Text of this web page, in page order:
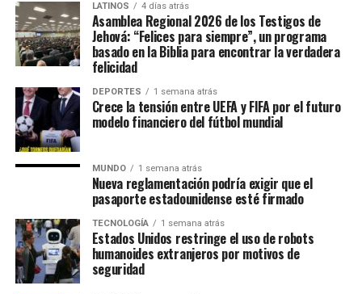
LATINOS 4 días atrás
Asamblea Regional 2026 de los Testigos de
Jehová: “Felices para siempre”, un programa
basado en la Biblia para encontrar la verdadera
felicidad
DEPORTES 1 semana atrás
Crece la tensión entre UEFA y FIFA por el futuro
modelo financiero del fútbol mundial
MUNDO 1 semana atrás
Nueva reglamentación podría exigir que el
pasaporte estadounidense esté firmado
TECNOLOGÍA 1 semana atrás
Estados Unidos restringe el uso de robots
humanoides extranjeros por motivos de
seguridad